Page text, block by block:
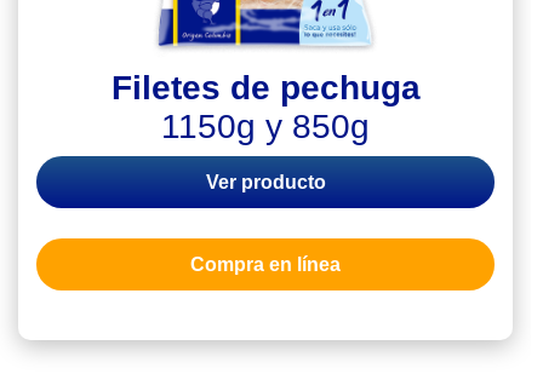
Filetes de pechuga
1150g y 850g
Ver producto
Compra en línea